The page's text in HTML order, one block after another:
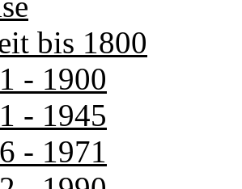
bis 1800
- 1900
- 1945
- 1971